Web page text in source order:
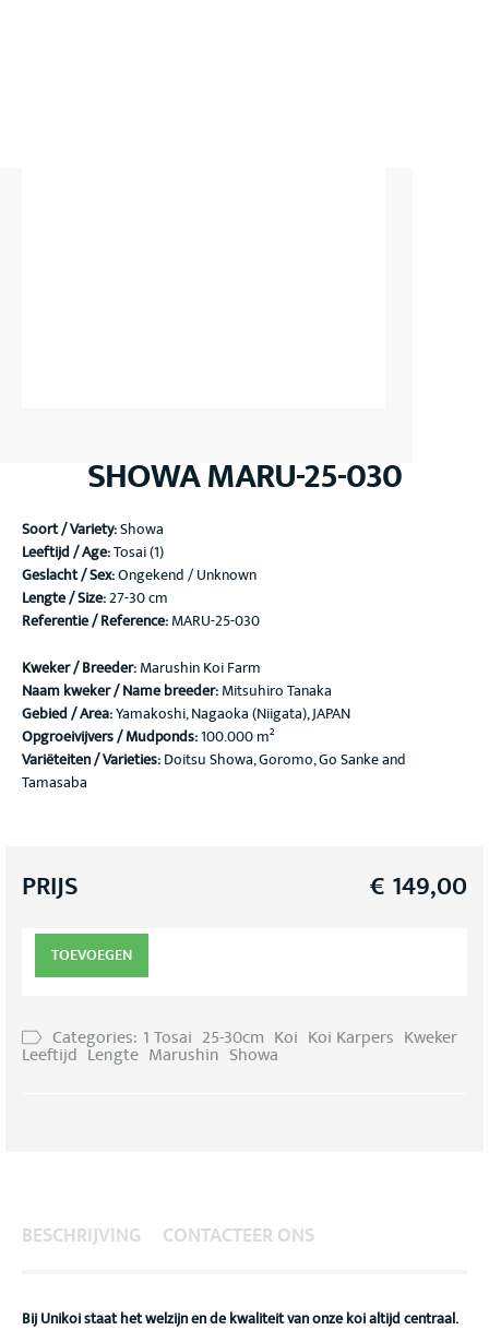
SHOWA MARU-25-030
Soort / Variety:Showa
Leeftijd / Age:Tosai (1)
Geslacht / Sex:Ongekend / Unknown
Lengte / Size:27-30 cm
Referentie / Reference:MARU-25-030
Kweker / Breeder:Marushin Koi Farm
Naam kweker / Name breeder:Mitsuhiro Tanaka
Gebied / Area:Yamakoshi, Nagaoka (Niigata), JAPAN
Opgroeivijvers / Mudponds:100.000 m²
Variëteiten / Varieties:Doitsu Showa, Goromo, Go Sanke and
Tamasaba
PRIJS € 149,00
TOEVOEGEN
Categories: 1 Tosai 25-30cm Koi Koi Karpers Kweker
Leeftijd Lengte Marushin Showa
BESCHRIJVING CONTACTEER ONS
Bij Unikoi staat het welzijn en de kwaliteit van onze koi altijd centraal.